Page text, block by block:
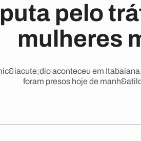
pelo
mulheres
aconteceu em
foram presos hoje de